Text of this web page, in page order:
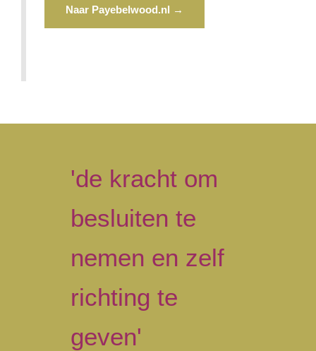
Naar Payebelwood.nl →
'de kracht om
besluiten te
nemen en zelf
richting te
geven'